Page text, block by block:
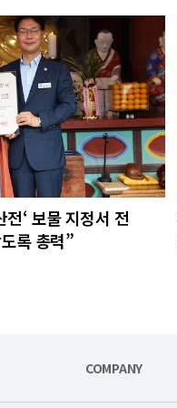
‘ 보물 지정서 전
록 총력”
COMPANY